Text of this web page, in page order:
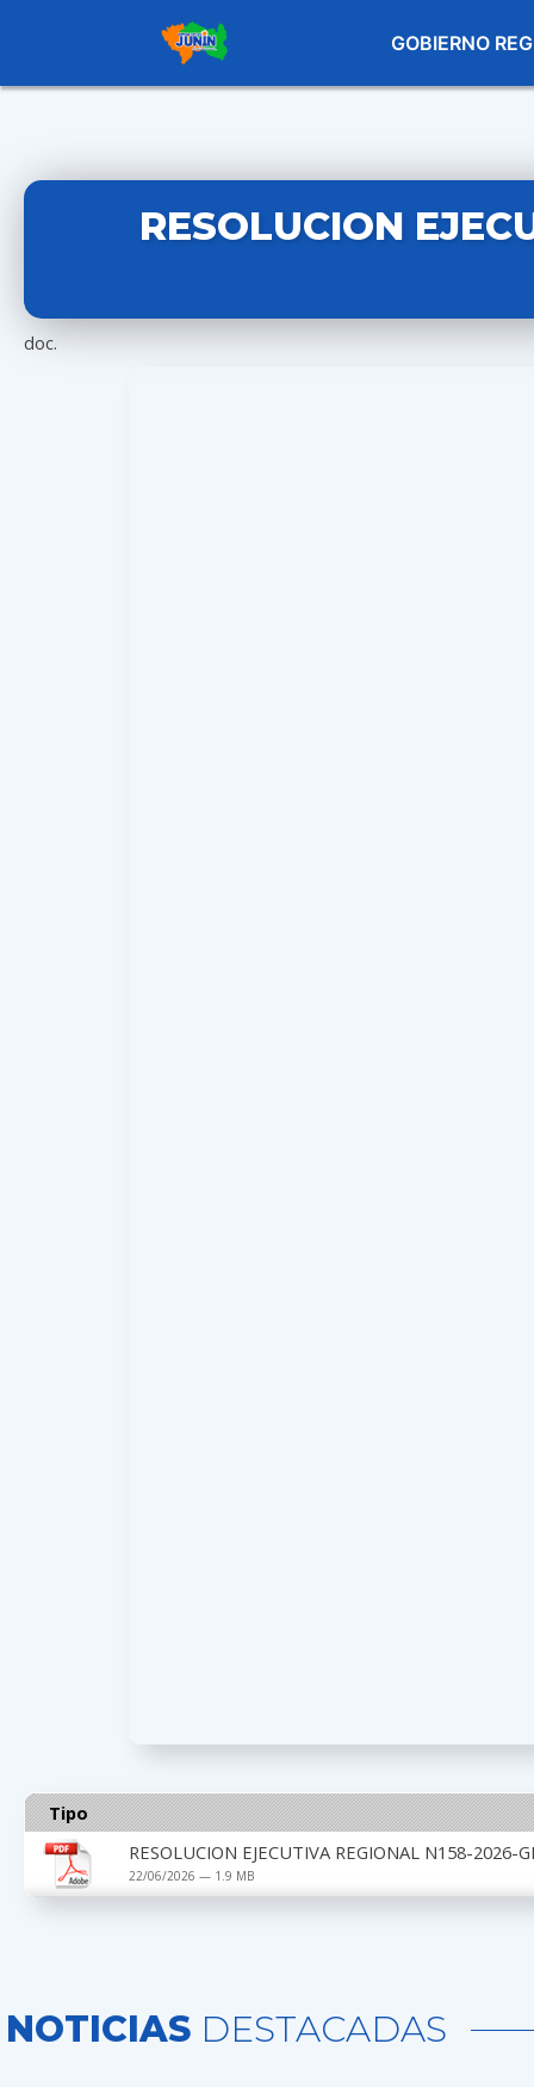
GOBIERNO
RESOLUCION
doc.
Tipo
RESOLUCION EJECUTIVA REGIONAL N158-2026-
22/06/2026 — 1.9 MB
NOTICIAS DESTACADAS